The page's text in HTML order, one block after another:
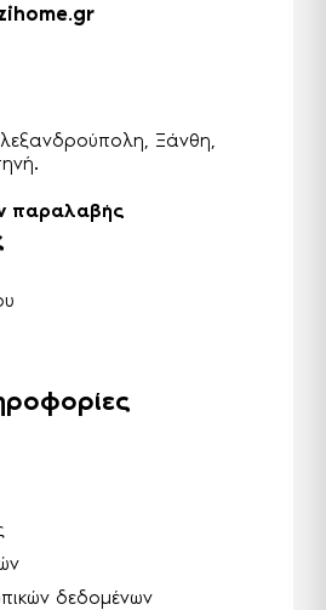
Ξάνθη,
παραλαβής
δεδομένων